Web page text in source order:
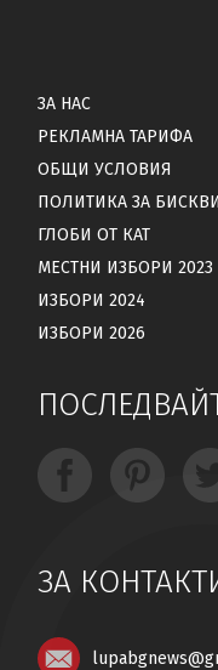
ЗА НАС
РЕКЛАМНА ТАРИФА
ОБЩИ УСЛОВИЯ
ПОЛИТИКА ЗА
ГЛОБИ ОТ КАТ
МЕСТНИ ИЗБОРИ 2023
ИЗБОРИ 2024
ИЗБОРИ 2026
ЗА